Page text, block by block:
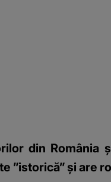
din România
”istorică” şi are